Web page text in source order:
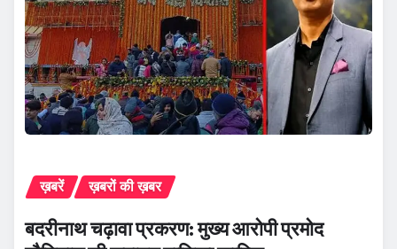
ख़बरें ख़बरों की ख़बर
बदरीनाथ चढ़ावा प्रकरण: मुख्य आरोपी प्रमोद